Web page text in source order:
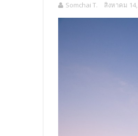
Somchai T. สิงหาคม